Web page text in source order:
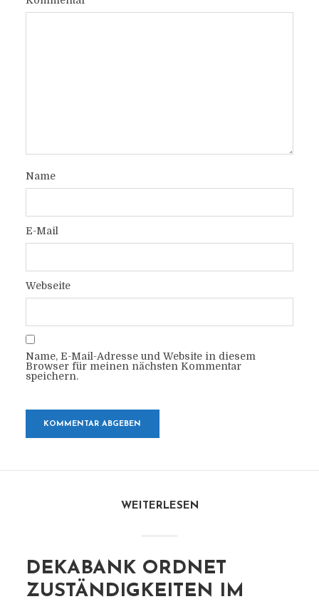
Name
E-Mail
Webseite
Name, E-Mail-Adresse und Website in diesem
Browser für meinen nächsten Kommentar
speichern.
WEITERLESEN
DEKABANK ORDNET
ZUSTÄNDIGKEITEN IM